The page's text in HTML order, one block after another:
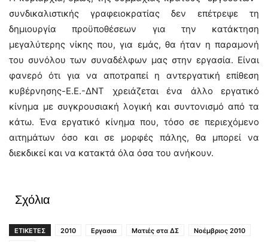
συνδικαλιστικής γραφειοκρατίας δεν επέτρεψε τη
δημιουργία προϋποθέσεων για την κατάκτηση
μεγαλύτερης νίκης που, για εμάς, θα ήταν η παραμονή
του συνόλου των συναδέλφων μας στην εργασία. Είναι
φανερό ότι για να αποτραπεί η αντεργατική επίθεση
κυβέρνησης-Ε.Ε.-ΔΝΤ χρειάζεται ένα άλλο εργατικό
κίνημα με συγκρουσιακή λογική και συντονισμό από τα
κάτω. Ένα εργατικό κίνημα που, τόσο σε περιεχόμενο
αιτημάτων όσο και σε μορφές πάλης, θα μπορεί να
διεκδικεί και να κατακτά όλα όσα του ανήκουν.
Σχόλια
ΕΤΙΚΕΤΕΣ 2010 Εργασια Ματιές στα ΔΣ
Νοέμβριος 2010